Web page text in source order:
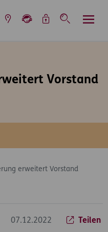
Vorstand
erweitert Vorstand
07.12.2022 Teilen